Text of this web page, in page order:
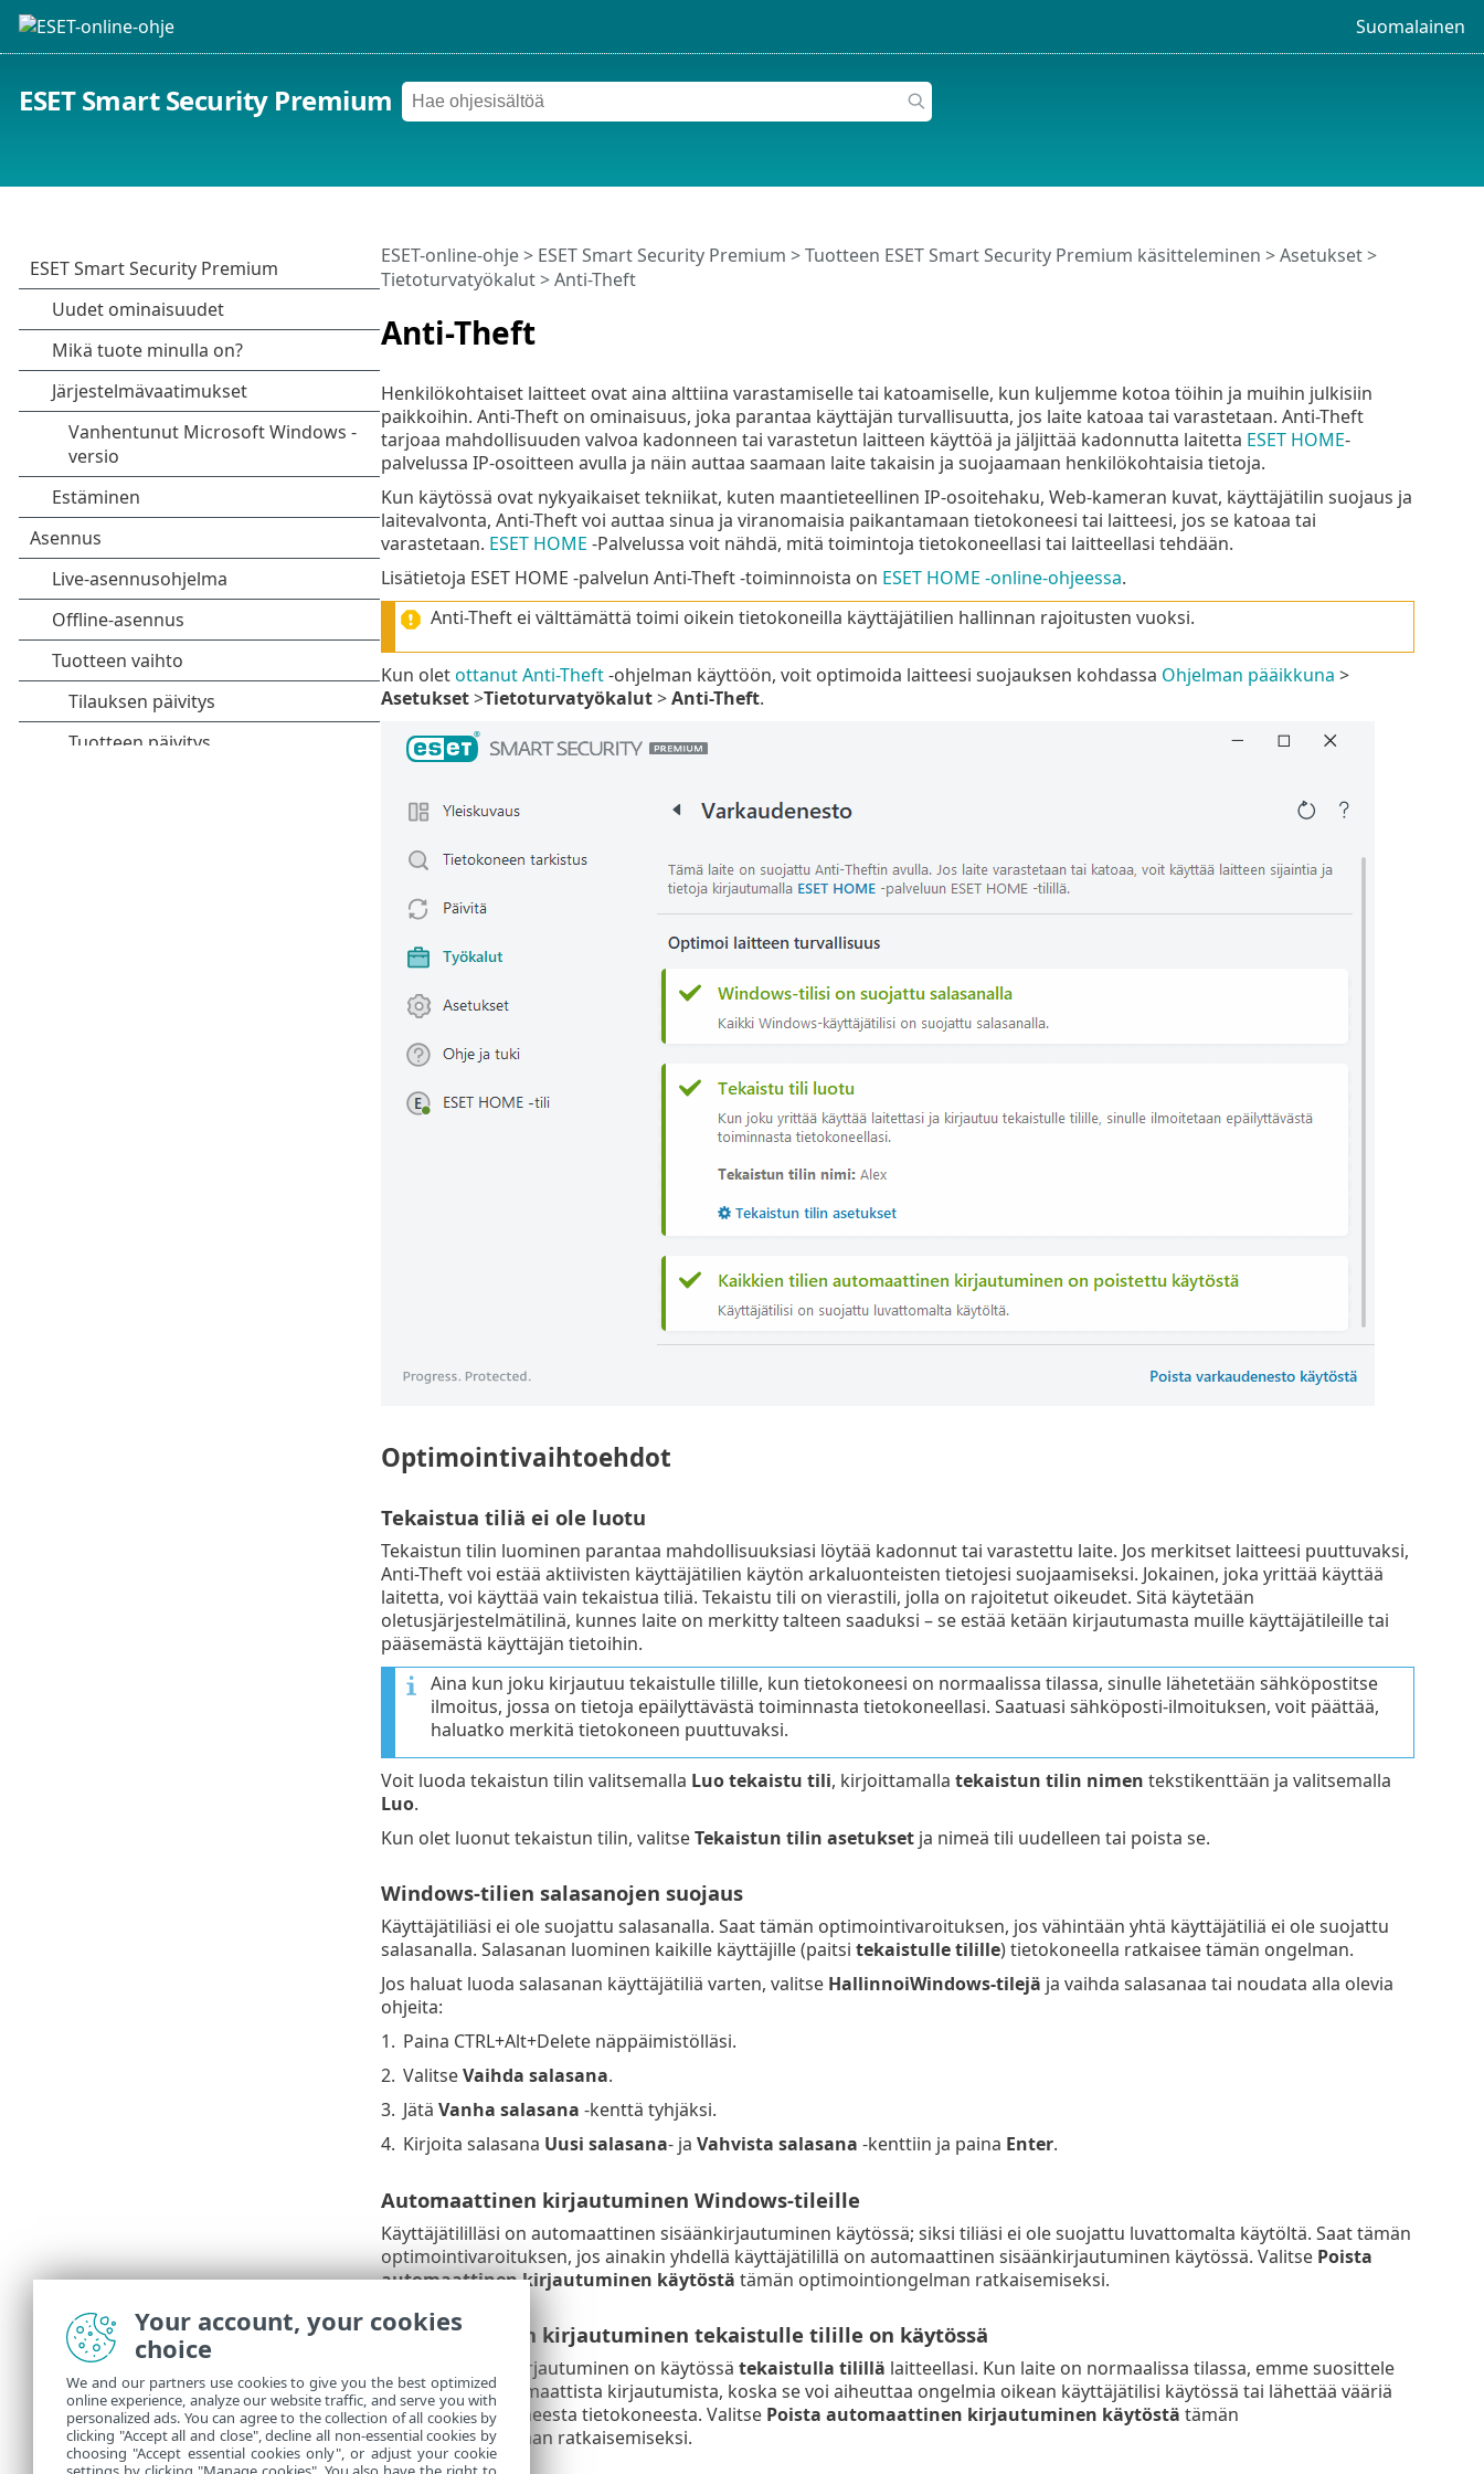
Suomalainen
ESET Smart Security Premium
Anti-Theft
ESET-online-ohje> ESET Smart Security Premium >Tuotteen ESET Smart Security Premium käsitteleminen >Asetukset>
Tietoturvatyökalut> Anti-Theft
Henkilökohtaiset laitteet ovat aina alttiina varastamiselle tai katoamiselle, kun kuljemme kotoa töihin ja muihin julkisiin
paikkoihin. Anti-Theft on ominaisuus, joka parantaa käyttäjän turvallisuutta, jos laite katoaa tai varastetaan. Anti-Theft
tarjoaa mahdollisuuden valvoa kadonneen tai varastetun laitteen käyttöä ja jäljittää kadonnutta laitetta ESET HOME-
palvelussa IP-osoitteen avulla ja näin auttaa saamaan laite takaisin ja suojaamaan henkilökohtaisia tietoja.
Kun käytössä ovat nykyaikaiset tekniikat, kuten maantieteellinen IP-osoitehaku, Web-kameran kuvat, käyttäjätilin suojaus ja
laitevalvonta, Anti-Theft voi auttaa sinua ja viranomaisia paikantamaan tietokoneesi tai laitteesi, jos se katoaa tai
varastetaan. ESET HOME -Palvelussa voit nähdä, mitä toimintoja tietokoneellasi tai laitteellasi tehdään.
Lisätietoja ESET HOME -palvelun Anti-Theft -toiminnoista on ESET HOME -online-ohjeessa.
Anti-Theft ei välttämättä toimi oikein tietokoneilla käyttäjätilien hallinnan rajoitusten vuoksi.
Kun oletottanut Anti-Theft-ohjelman käyttöön, voit optimoida laitteesi suojauksen kohdassa Ohjelman pääikkuna >
Asetukset>Tietoturvatyökalut>Anti-Theft.
Optimointivaihtoehdot
Tekaistua tiliä ei ole luotu
Tekaistun tilin luominen parantaa mahdollisuuksiasi löytää kadonnut tai varastettu laite. Jos merkitset laitteesi puuttuvaksi,
Anti-Theft voi estää aktiivisten käyttäjätilien käytön arkaluonteisten tietojesi suojaamiseksi. Jokainen, joka yrittää käyttää
laitetta, voi käyttää vain tekaistua tiliä. Tekaistu tili on vierastili, jolla on rajoitetut oikeudet. Sitä käytetään
oletusjärjestelmätilinä, kunnes laite on merkitty talteen saaduksi – se estää ketään kirjautumasta muille käyttäjätileille tai
pääsemästä käyttäjän tietoihin.
Aina kun joku kirjautuu tekaistulle tilille, kun tietokoneesi on normaalissa tilassa, sinulle lähetetään sähköpostitse
ilmoitus, jossa on tietoja epäilyttävästä toiminnasta tietokoneellasi. Saatuasi sähköposti-ilmoituksen, voit päättää,
haluatko merkitä tietokoneen puuttuvaksi.
Voit luoda tekaistun tilin valitsemalla Luo tekaistu tili, kirjoittamalla tekaistun tilin nimen tekstikenttään ja valitsemalla
Luo.
Kun olet luonut tekaistun tilin, valitseTekaistun tilin asetuksetja nimeä tili uudelleen tai poista se.
Windows-tilien salasanojen suojaus
Käyttäjätiliäsi ei ole suojattu salasanalla. Saat tämän optimointivaroituksen, jos vähintään yhtä käyttäjätiliä ei ole suojattu
salasanalla. Salasanan luominen kaikille käyttäjille (paitsi tekaistulle tilille) tietokoneella ratkaisee tämän ongelman.
Jos haluat luoda salasanan käyttäjätiliä varten, valitse HallinnoiWindows-tilejä ja vaihda salasanaa tai noudata alla olevia
ohjeita:
1. Paina CTRL+Alt+Delete näppäimistölläsi.
2. ValitseVaihda salasana.
3. Jätä Vanha salasana -kenttä tyhjäksi.
4. Kirjoita salasana Uusi salasana- ja Vahvista salasana -kenttiin ja paina Enter.
Automaattinen kirjautuminen Windows-tileille
Käyttäjätililläsi on automaattinen sisäänkirjautuminen käytössä; siksi tiliäsi ei ole suojattu luvattomalta käytöltä. Saat tämän
optimointivaroituksen, jos ainakin yhdellä käyttäjätilillä on automaattinen sisäänkirjautuminen käytössä. Valitse Poista
automaattinen kirjautuminen käytöstä tämän optimointiongelman ratkaisemiseksi.
Automaattinen kirjautuminen tekaistulle tilille on käytössä
Automaattinen kirjautuminen on käytössä tekaistulla tilillä laitteellasi. Kun laite on normaalissa tilassa, emme suosittele
käyttämään automaattista kirjautumista, koska se voi aiheuttaa ongelmia oikean käyttäjätilisi käytössä tai lähettää vääriä
hälytyksiä kadonneesta tietokoneesta. Valitse Poista automaattinen kirjautuminen käytöstä tämän
optimointiongelman ratkaisemiseksi.
Your account, your cookies
choice
We and our partners use cookies to give you the best optimized
online experience, analyze our website traffic, and serve you with
personalized ads. You can agree to the collection of all cookies by
clicking "Accept all and close", decline all non-essential cookies by
choosing "Accept essential cookies only", or adjust your cookie